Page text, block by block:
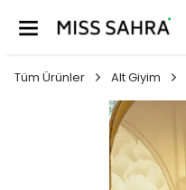
Tüm Ürünler Alt Giyim